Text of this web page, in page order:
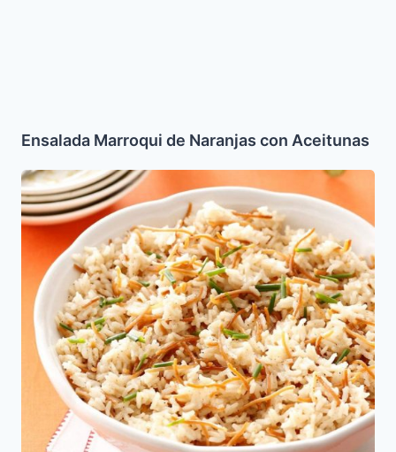
Ensalada Marroqui de Naranjas con Aceitunas
Arroz
con
Fideos